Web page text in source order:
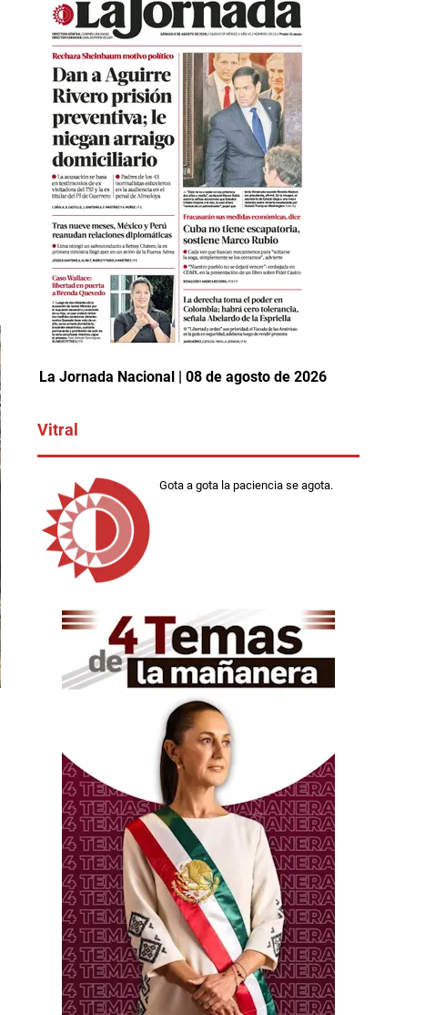
La Jornada Nacional | 08 de agosto de 2026
Vitral
Gota a gota la paciencia se agota.